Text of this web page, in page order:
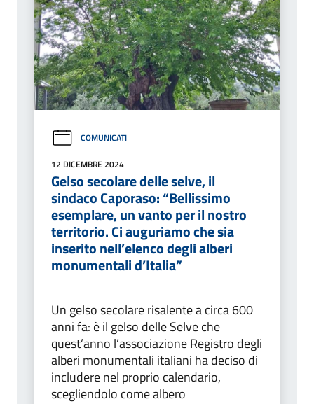
COMUNICATI
12 DICEMBRE 2024
Gelso secolare delle selve, il
sindaco Caporaso: “Bellissimo
esemplare, un vanto per il nostro
territorio. Ci auguriamo che sia
inserito nell’elenco degli alberi
monumentali d’Italia”
Un gelso secolare risalente a circa 600
anni fa: è il gelso delle Selve che
quest’anno l’associazione Registro degli
alberi monumentali italiani ha deciso di
includere nel proprio calendario,
scegliendolo come albero